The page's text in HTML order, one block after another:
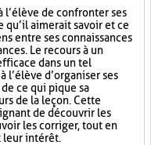
l’élève de confronter ses
qu’il aimerait savoir et ce
entre ses connaissances
Le recours à un
dans un tel
l’élève d’organiser ses
ce qui pique sa
de la leçon. Cette
de découvrir les
les corriger, tout en
leur intérêt.